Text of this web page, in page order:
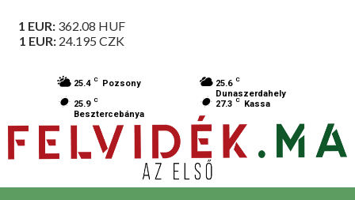
1 EUR: 362.08 HUF
1 EUR: 24.195 CZK
25.4 C Pozsony 25.6 C
Dunaszerdahely
25.9 C
Besztercebánya
27.3 C Kassa